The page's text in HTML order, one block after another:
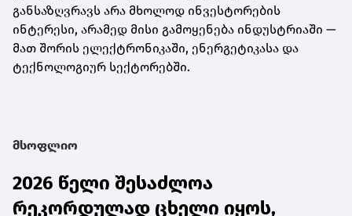
განსაზღვრავს არა მხოლოდ ინვესტორების
ინტერესი, არამედ მისი გამოყენება ინდუსტრიაში —
მათ შორის ელექტრონიკაში, ენერგეტიკასა და
ტექნოლოგიურ სექტორებში.
მსოფლიო
2026 წელი შესაძლოა
რეკორდულად ცხელი იყოს,